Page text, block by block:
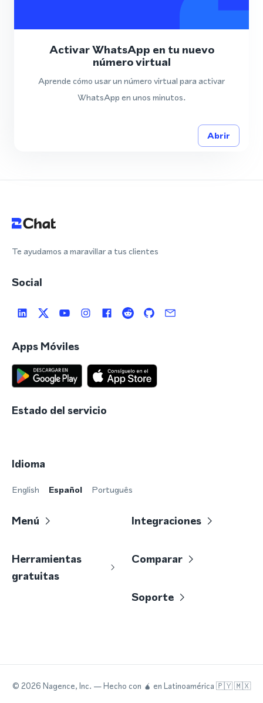
Activar WhatsApp en tu nuevo
número virtual
Aprende cómo usar un número virtual para activar
WhatsApp en unos minutos.
Abrir
Te ayudamos a maravillar a tus clientes
Social
Apps Móviles
Estado del servicio
Idioma
English Español Português
Menú Integraciones
Herramientas
gratuitas
Comparar
Soporte
© 2026 Nagence, Inc. — Hecho con 🧉 en Latinoamérica 🇵🇾 🇲🇽